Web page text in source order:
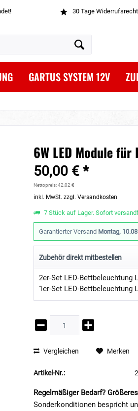
30 Tage Widerrufsrecht
GARTUS SYSTEM 12V
6W LED Module
50,00 € *
Nettopreis: 42,02 €
inkl. MwSt.zzgl. Versandkosten
7 Stück auf Lager. Sofort
Garantierter Versand Montag,
Zubehör direkt mitbestellen
Vergleichen Merken
Artikel-Nr.:
Regelmäßiger Bedarf?
Sonderkonditionen bespricht